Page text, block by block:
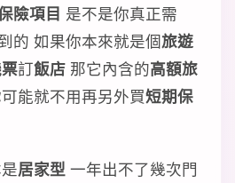
險項目 是不是你真正需
的 如果你本來就是個旅遊
訂飯店 那它內含的高額旅
能就不用再另外買短期保
居家型 一年出不了幾次門